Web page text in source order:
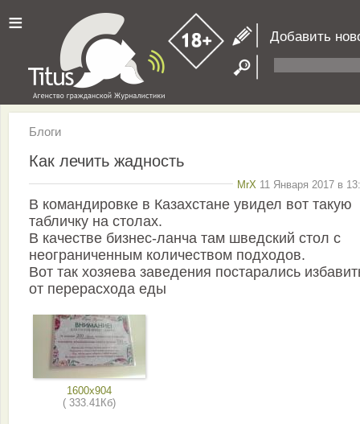
≡ Добавить
Блоги
Как лечить жадность
MrX 11 Января 2017 в
В командировке в Казахстане увидел вот такую
табличку на столах.
В качестве бизнес-ланча там шведский стол с
неограниченным количеством подходов.
Вот так хозяева заведения постарались
от перерасхода еды
1600x904
( 333.41Кб)